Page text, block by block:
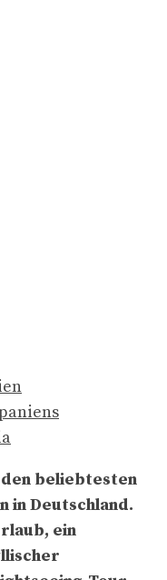
beliebtesten
in Deutschland.
ein